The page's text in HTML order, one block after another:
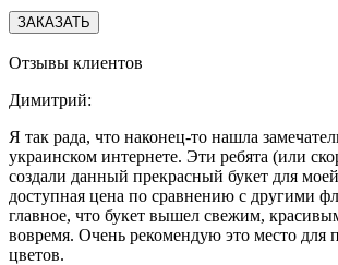
Отзывы клиентов
Димитрий:
Я так рада, что наконец-то нашла
украинском интернете. Эти ребята (или
создали данный прекрасный букет для
доступная цена по сравнению с другими
главное, что букет вышел свежим,
вовремя. Очень рекомендую это место для
цветов.